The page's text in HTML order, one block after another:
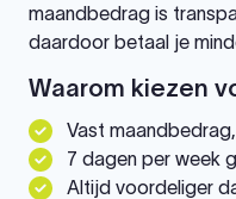
maandbedrag is
daardoor betaal je
Waarom kiezen
Vast
7 dagen per week
Altijd voordeliger